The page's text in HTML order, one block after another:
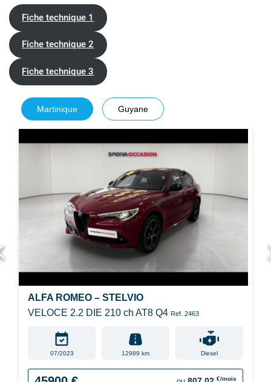
Fiche technique 1
Fiche technique 2
Fiche technique 3
Martinique Guyane
ALFA ROMEO – STELVIO
VELOCE 2.2 DIE 210 ch AT8 Q4 Ref. 2463
07/2023 12989 km Diesel
€/mois